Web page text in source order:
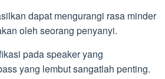
dapat mengurangi rasa minder
oleh seorang penyanyi.
pada speaker yang
yang lembut sangatlah penting.